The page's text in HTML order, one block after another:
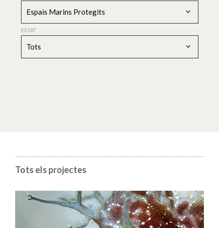
Espais Marins Protegits
ESTAT
Tots
Tots els projectes